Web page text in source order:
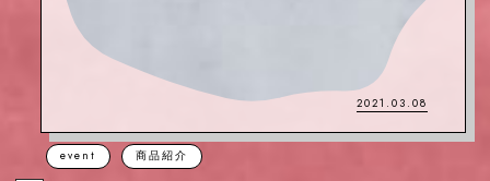
2021.03.08
event 商品紹介